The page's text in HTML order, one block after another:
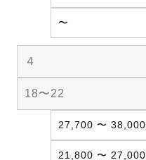
〜
４
18〜22
27,700 〜 38,000
21,800 〜 27,000